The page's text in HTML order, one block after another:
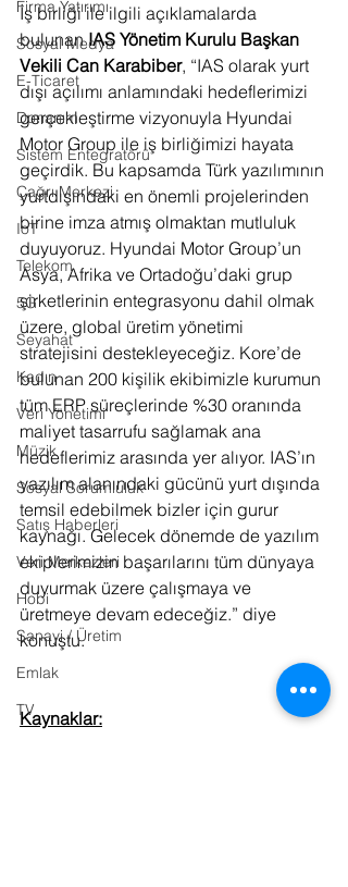
Firma Yatırımı
Sosyal Medya
E-Ticaret
Donanım
Sistem Entegratörü
Çağrı Merkezi
IoT
Telekom
5G
Seyahat
Kadın
Veri Yönetimi
Müzik
Sosyal Sorumluluk
Satış Haberleri
Veri Merkezleri
Hobi
Sanayi / Üretim
Emlak
TV
İş birliği ile ilgili açıklamalarda
bulunan IAS Yönetim Kurulu Başkan
Vekili Can Karabiber, “IAS olarak yurt
dışı açılımı anlamındaki hedeflerimizi
gerçekleştirme vizyonuyla Hyundai
Motor Group ile iş birliğimizi hayata
geçirdik. Bu kapsamda Türk yazılımının
yurtdışındaki en önemli projelerinden
birine imza atmış olmaktan mutluluk
duyuyoruz. Hyundai Motor Group’un
Asya, Afrika ve Ortadoğu’daki grup
şirketlerinin entegrasyonu dahil olmak
üzere, global üretim yönetimi
stratejisini destekleyeceğiz. Kore’de
bulunan 200 kişilik ekibimizle kurumun
tüm ERP süreçlerinde %30 oranında
maliyet tasarrufu sağlamak ana
hedeflerimiz arasında yer alıyor. IAS’ın
yazılım alanındaki gücünü yurt dışında
temsil edebilmek bizler için gurur
kaynağı. Gelecek dönemde de yazılım
ekiplerimizin başarılarını tüm dünyaya
duyurmak üzere çalışmaya ve
üretmeye devam edeceğiz.” diye
konuştu.
Kaynaklar: